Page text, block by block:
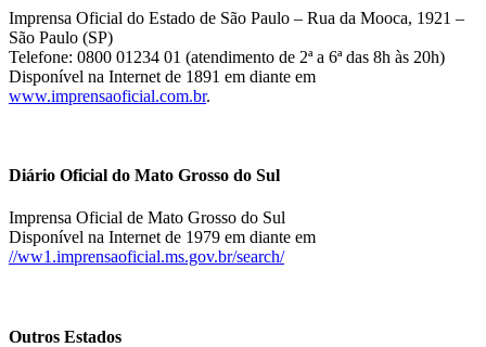
Imprensa Oficial do Estado de São Paulo – Rua da Mooca, 1921 –
São Paulo (SP)
Telefone: 0800 01234 01 (atendimento de 2ª a 6ª das 8h às 20h)
Disponível na Internet de 1891 em diante em
www.imprensaoficial.com.br.
Diário Oficial do Mato Grosso do Sul
Imprensa Oficial de Mato Grosso do Sul
Disponível na Internet de 1979 em diante em
//ww1.imprensaoficial.ms.gov.br/search/
Outros Estados